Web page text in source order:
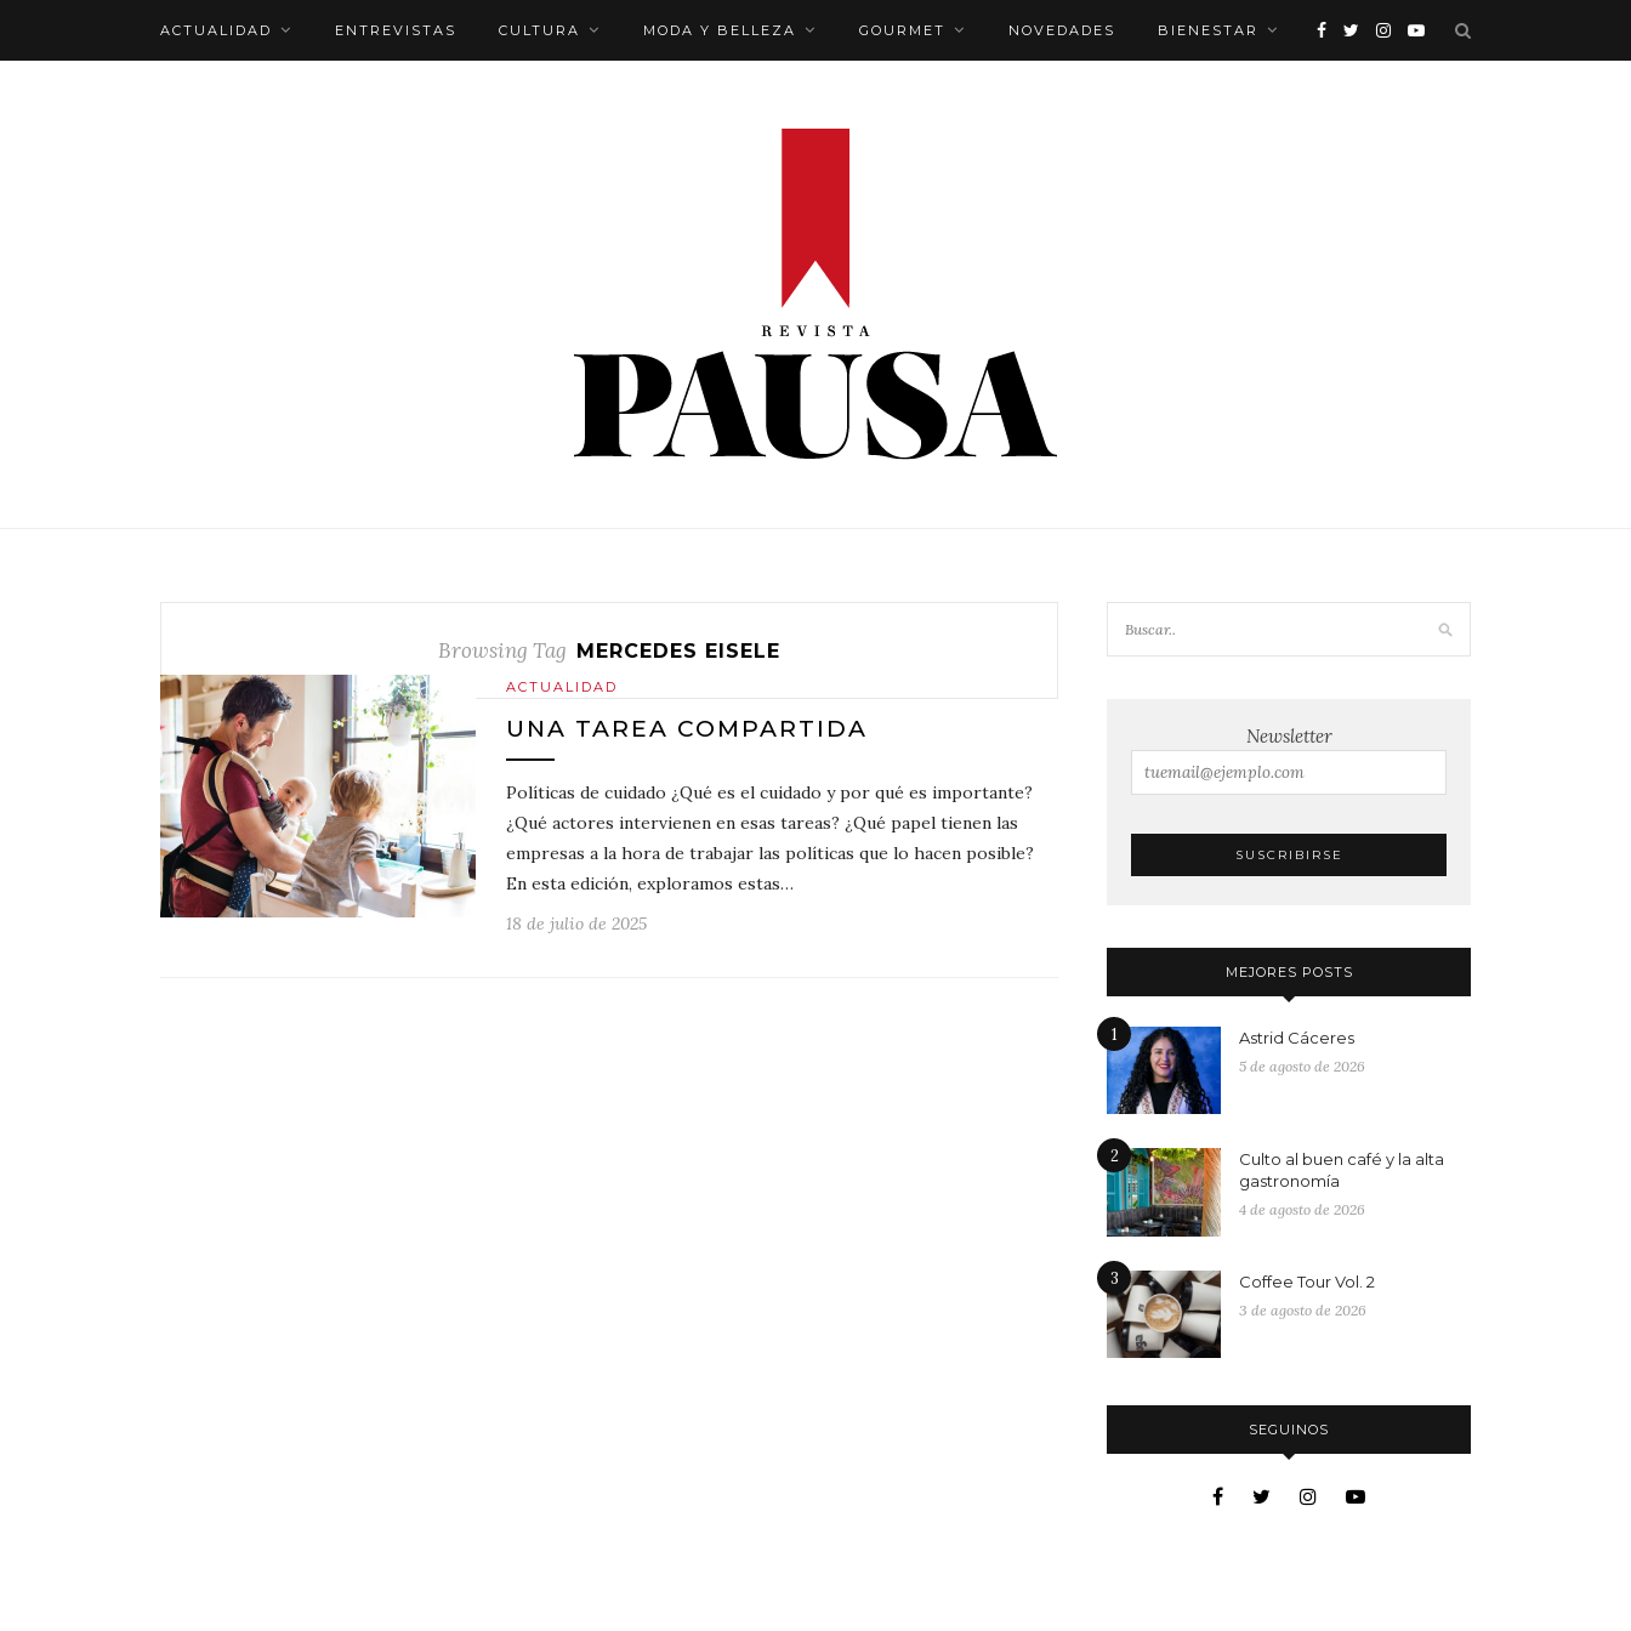
ACTUALIDAD ENTREVISTAS CULTURA MODA Y BELLEZA GOURMET NOVEDADES BIENESTAR
Browsing Tag MERCEDES EISELE
ACTUALIDAD
UNA TAREA COMPARTIDA
Políticas de cuidado ¿Qué es el cuidado y por qué es importante?
¿Qué actores intervienen en esas tareas? ¿Qué papel tienen las
empresas a la hora de trabajar las políticas que lo hacen posible?
En esta edición, exploramos estas…
18 de julio de 2025
Newsletter
MEJORES POSTS
1 Astrid Cáceres
5 de agosto de 2026
2
Culto al buen café y la alta
gastronomía
4 de agosto de 2026
3 Coffee Tour Vol. 2
3 de agosto de 2026
SEGUINOS